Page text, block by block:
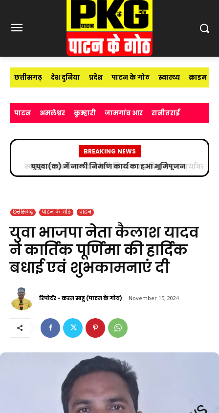
छत्तीसगढ़ देश दुनिया प्रदेश पाटन के गोठ स्वास्थ्य क्राइम
पाटन अमलेश्वर कुम्हारी जामगांव आर रानीतराई
BREAKING NEWS
स्काउट गाइड के बच्चों ने रैली निकालकर दिया स्वच्छ पर्यावरण
का संदेश
छत्तीसगढ़ पाटन के गोठ पाटन
युवा भाजपा नेता कैलाश यादव
ने कार्तिक पूर्णिमा की हार्दिक
बधाई एवं शुभकामनाएं दी
रिपोर्टर - करन साहू (पाटन के गोठ) November 15, 2024